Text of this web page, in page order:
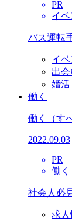
PR
イベ
バス運転
イベ
出会
婚活
働く
働く （す
2022.09.03
PR
働く
社会人必
求人